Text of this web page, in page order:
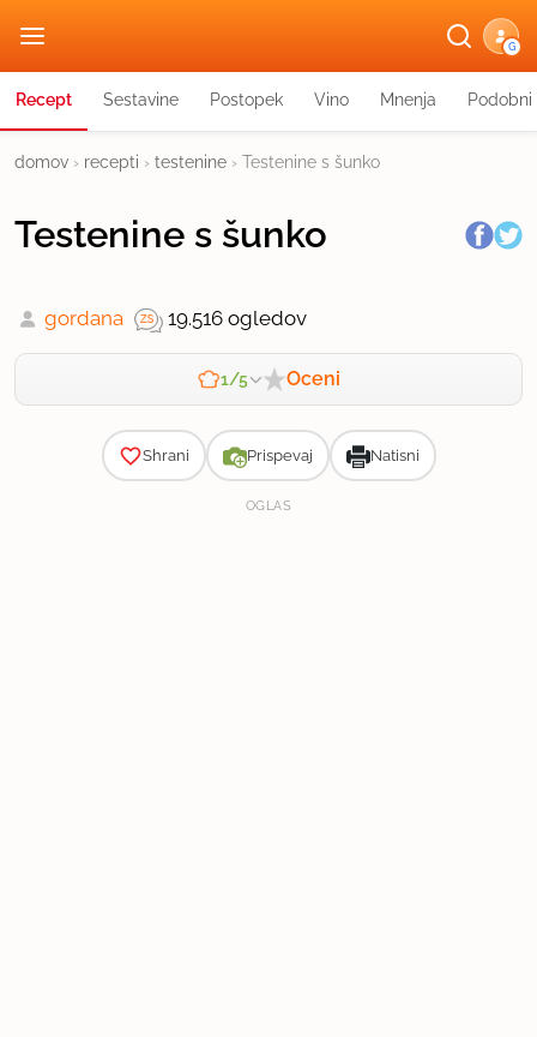
G
Recept Sestavine Postopek Vino Mnenja
domov › recepti › testenine › Testenine s šunko
Testenine s šunko
gordana 19.516 ogledov
1/5 Oceni
Shrani Prispevaj Natisni
OGLAS